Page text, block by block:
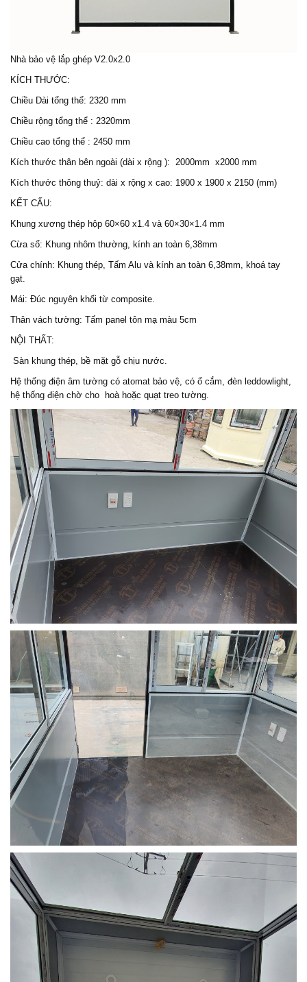
Nhà bảo vệ lắp ghép V2.0x2.0
KÍCH THƯỚC:
Chiều Dài tổng thể: 2320 mm
Chiều rộng tổng thể : 2320mm
Chiều cao tổng thể : 2450 mm
Kích thước thân bên ngoài (dài x rộng ): 2000mm x2000 mm
Kích thước thông thuỷ: dài x rộng x cao: 1900 x 1900 x 2150 (mm)
KẾT CẤU:
Khung xương thép hộp 60×60 x1.4 và 60×30×1.4 mm
Cừa sổ: Khung nhôm thường, kính an toàn 6,38mm
Cửa chính: Khung thép, Tấm Alu và kính an toàn 6,38mm, khoá tay
gạt.
Mái: Đúc nguyên khối từ composite.
Thân vách tường: Tấm panel tôn mạ màu 5cm
NỘI THẤT:
Sàn khung thép, bề mặt gỗ chịu nước.
Hệ thống điện âm tường có atomat bảo vệ, có ổ cắm, đèn leddowlight,
hệ thống điện chờ cho hoà hoặc quạt treo tường.